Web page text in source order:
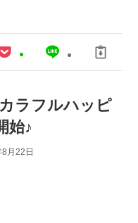
ラフルハッピ
始♪
月22日